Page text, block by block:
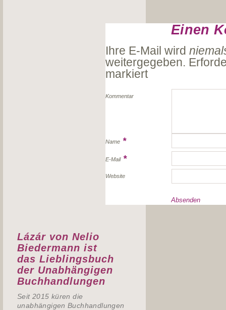
Einen
Ihre E-Mail wird
weitergegeben.
markiert
Kommentar
Name *
E-Mail *
Website
Lázár von Nelio
Biedermann ist
das Lieblingsbuch
der Unabhängigen
Buchhandlungen
Seit 2015 küren die
unabhängigen Buchhandlungen